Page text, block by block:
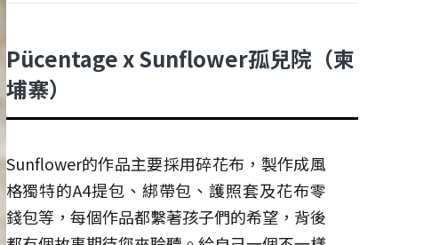
Pücentage x Sunflower孤兒院（柬
埔寨）
Sunflower的作品主要採用碎花布，製作成風
格獨特的A4提包、綁帶包、護照套及花布零
錢包等，每個作品都繫著孩子們的希望，背後